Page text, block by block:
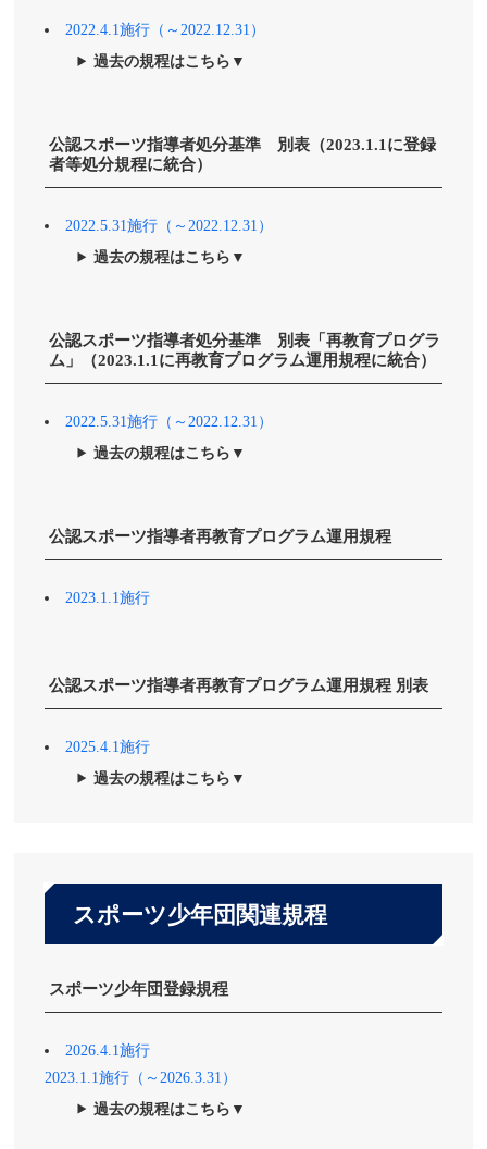
2022.4.1施行（～2022.12.31）
過去の規程はこちら▼
公認スポーツ指導者処分基準 別表（2023.1.1に登録
者等処分規程に統合）
2022.5.31施行（～2022.12.31）
過去の規程はこちら▼
公認スポーツ指導者処分基準 別表「再教育プログラ
ム」（2023.1.1に再教育プログラム運用規程に統合）
2022.5.31施行（～2022.12.31）
過去の規程はこちら▼
公認スポーツ指導者再教育プログラム運用規程
2023.1.1施行
公認スポーツ指導者再教育プログラム運用規程 別表
2025.4.1施行
過去の規程はこちら▼
スポーツ少年団関連規程
スポーツ少年団登録規程
2026.4.1施行
2023.1.1施行 （～2026.3.31）
過去の規程はこちら▼